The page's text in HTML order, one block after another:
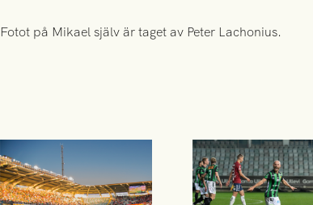
Fotot på Mikael själv är taget av Peter Lachonius.